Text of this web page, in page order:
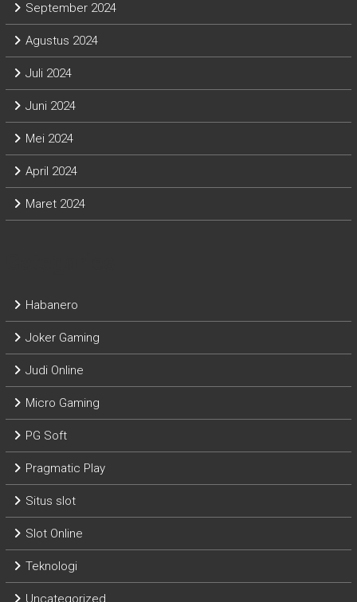
September 2024
Agustus 2024
Juli 2024
Juni 2024
Mei 2024
April 2024
Maret 2024
Habanero
Joker Gaming
Judi Online
Micro Gaming
PG Soft
Pragmatic Play
Situs slot
Slot Online
Teknologi